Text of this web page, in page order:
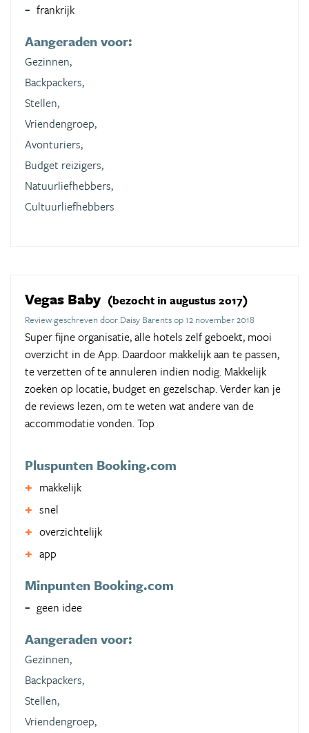
frankrijk
Aangeraden voor:
Gezinnen,
Backpackers,
Stellen,
Vriendengroep,
Avonturiers,
Budget reizigers,
Natuurliefhebbers,
Cultuurliefhebbers
Vegas Baby (bezocht in augustus 2017)
Review geschreven door Daisy Barents op 12 november 2018
Super fijne organisatie, alle hotels zelf geboekt, mooi
overzicht in de App. Daardoor makkelijk aan te passen,
te verzetten of te annuleren indien nodig. Makkelijk
zoeken op locatie, budget en gezelschap. Verder kan je
de reviews lezen, om te weten wat andere van de
accommodatie vonden. Top
Pluspunten Booking.com
makkelijk
snel
overzichtelijk
app
Minpunten Booking.com
geen idee
Aangeraden voor:
Gezinnen,
Backpackers,
Stellen,
Vriendengroep,